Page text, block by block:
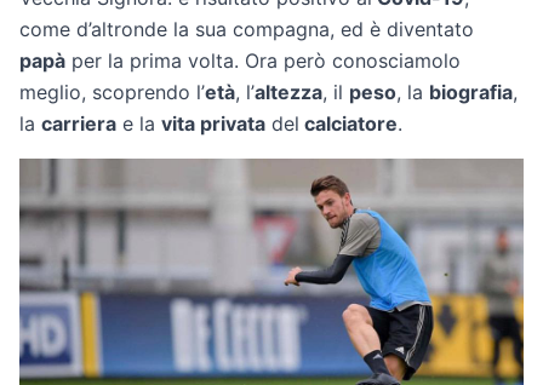
come d’altronde la sua compagna, ed è diventato
papà per la prima volta. Ora però conosciamolo
meglio, scoprendo l’età, l’altezza, il peso, la biografia,
la carriera e la vita privata del calciatore.